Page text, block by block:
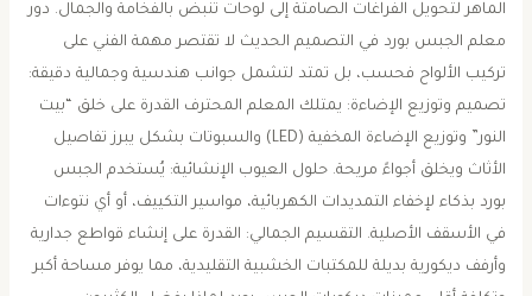
الماهر لتحويل الفراغات الصامتة إلى لوحات تنبض بالفخامة والجمال. ​دور
معلم الجبس بورد في التصميم الحديث ​لا تقتصر مهمة الفني على
تركيب الألواح فحسب، بل تمتد لتشمل جوانب هندسية وجمالية دقيقة:
​تصميم وتوزيع الإضاءة: يمتلك المعلم المحترف القدرة على خلق “بيت
النور” وتوزيع الإضاءة المخفية (LED) والسبوتات بشكل يبرز تفاصيل
الأثاث ويخلق أجواءً مريحة. ​حلول العيوب الإنشائية: يُستخدم الجبس
بورد بذكاء لإخفاء التمديدات الكهربائية، مواسير التكييف، أو أي نتوءات
في الأسقف الأصلية. ​التقسيم الجمالي: القدرة على إنشاء قواطع جدارية
وأرفف ديكورية بديلة للمكتبات الخشبية التقليدية، مما يوفر مساحة أكبر